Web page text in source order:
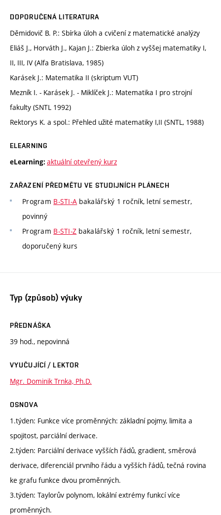
DOPORUČENÁ LITERATURA
Děmidovič B. P.: Sbírka úloh a cvičení z matematické analýzy
Eliáš J., Horváth J., Kajan J.: Zbierka úloh z vyššej matematiky I,
II, III, IV (Alfa Bratislava, 1985)
Karásek J.: Matematika II (skriptum VUT)
Mezník I. - Karásek J. - Miklíček J.: Matematika I pro strojní
fakulty (SNTL 1992)
Rektorys K. a spol.: Přehled užité matematiky I,II (SNTL, 1988)
ELEARNING
eLearning: aktuální otevřený kurz
ZAŘAZENÍ PŘEDMĚTU VE STUDIJNÍCH PLÁNECH
Program B-STI-A bakalářský 1 ročník, letní semestr,
povinný
Program B-STI-Z bakalářský 1 ročník, letní semestr,
doporučený kurs
Typ (způsob) výuky
PŘEDNÁŠKA
39 hod., nepovinná
VYUČUJÍCÍ / LEKTOR
Mgr. Dominik Trnka, Ph.D.
OSNOVA
1.týden: Funkce více proměnných: základní pojmy, limita a
spojitost, parciální derivace.
2.týden: Parciální derivace vyšších řádů, gradient, směrová
derivace, diferenciál prvního řádu a vyšších řádů, tečná rovina
ke grafu funkce dvou proměnných.
3.týden: Taylorův polynom, lokální extrémy funkcí více
proměnných.